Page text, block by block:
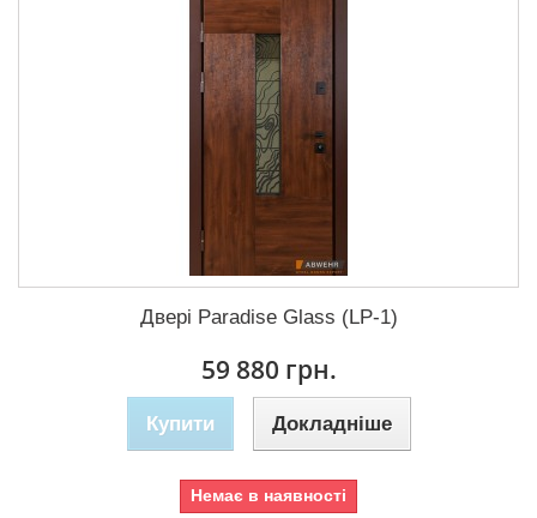
Двері Paradise Glass (LP-1)
59 880 грн.
Купити Докладніше
Немає в наявності